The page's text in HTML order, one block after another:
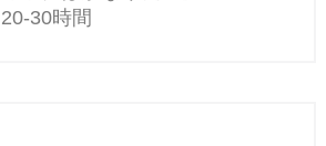
30時間